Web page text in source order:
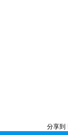
分享到